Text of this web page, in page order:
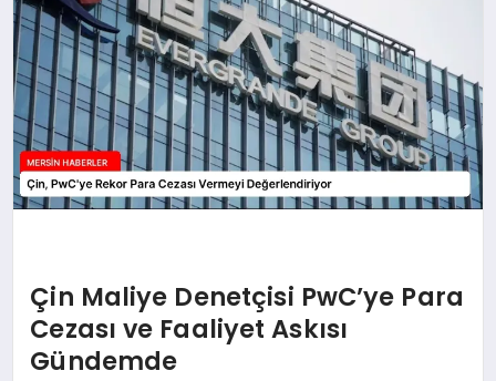
Çin Maliye Denetçisi PwC’ye Para
Cezası ve Faaliyet Askısı
Gündemde